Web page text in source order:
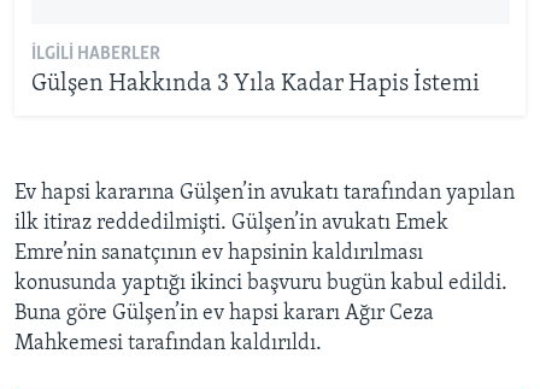
İLGILI HABERLER
Gülşen Hakkında 3 Yıla Kadar Hapis İstemi
Ev hapsi kararına Gülşen’in avukatı tarafından yapılan
ilk itiraz reddedilmişti. Gülşen’in avukatı Emek
Emre’nin sanatçının ev hapsinin kaldırılması
konusunda yaptığı ikinci başvuru bugün kabul edildi.
Buna göre Gülşen’in ev hapsi kararı Ağır Ceza
Mahkemesi tarafından kaldırıldı.